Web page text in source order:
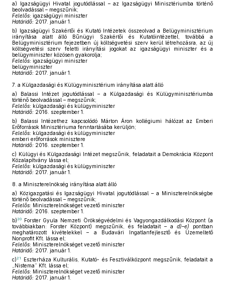
a) Igazságügyi Hivatal jogutódlással – az Igazságügyi Minisztériumba történő
beolvadással – megszűnik;
Felelős: igazságügyi miniszter
Határidő: 2017. január 1.
b) Igazságügyi Szakértői és Kutató Intézetek összeolvad a Belügyminisztérium
irányítása alatt álló Bűnügyi Szakértői és Kutatóintézettel, továbbá a
Belügyminisztérium fejezetben új költségvetési szerv kerül létrehozásra, az új
költségvetési szerv feletti irányítási jogokat az igazságügyi miniszter és a
belügyminiszter közösen gyakorolja;
Felelős: igazságügyi miniszter
belügyminiszter
Határidő: 2017. január 1.
7. a Külgazdasági és Külügyminisztérium irányítása alatt álló
a) Balassi Intézet jogutódlással – a Külgazdasági és Külügyminisztériumba
történő beolvadással – megszűnik;
Felelős: külgazdasági és külügyminiszter
Határidő: 2016. szeptember 1.
b) Balassi Intézethez kapcsolódó Márton Áron kollégiumi hálózat az Emberi
Erőforrások Minisztériuma fenntartásába kerüljön;
Felelős: külgazdasági és külügyminiszter
emberi erőforrások minisztere
Határidő: 2016. szeptember 1.
c) Külügyi és Külgazdasági Intézet megszűnik, feladatait a Demokrácia Központ
Közalapítvány lássa el;
Felelős: külgazdasági és külügyminiszter
Határidő: 2017. január 1.
8. a Miniszterelnökség irányítása alatt álló
a) Közigazgatási és Igazságügyi Hivatal jogutódlással – a Miniszterelnökségbe
történő beolvadással – megszűnik;
Felelős: Miniszterelnökséget vezető miniszter
Határidő: 2016. szeptember 1.
b)20
Forster Gyula Nemzeti Örökségvédelmi és Vagyongazdálkodási Központ (a
továbbiakban: Forster Központ) megszűnik, és feladatait – a d)–e) pontban
meghatározott kivételekkel – a Budavári Ingatlanfejlesztő és Üzemeltető
Nonprofit Kft. lássa el;
Felelős: Miniszterelnökséget vezető miniszter
Határidő: 2017. január 1.
c)21
Eszterháza Kulturális, Kutató- és Fesztiválközpont megszűnik, feladatait a
„Nistema” Kft. lássa el;
Felelős: Miniszterelnökséget vezető miniszter
Határidő: 2017. január 1.